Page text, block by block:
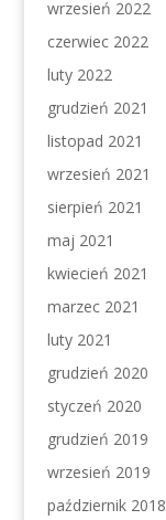
wrzesień 2022
czerwiec 2022
luty 2022
grudzień 2021
listopad 2021
wrzesień 2021
sierpień 2021
maj 2021
kwiecień 2021
marzec 2021
luty 2021
grudzień 2020
styczeń 2020
grudzień 2019
wrzesień 2019
październik 2018